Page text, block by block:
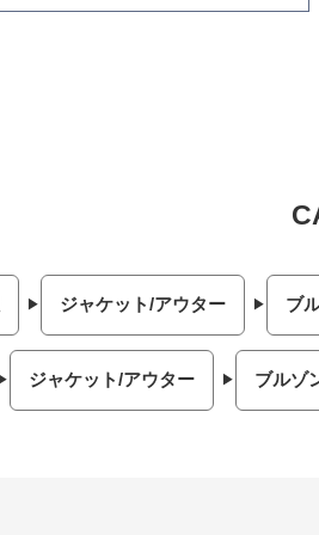
ジャケット/アウター ブ
ジャケット/アウター ブルゾ